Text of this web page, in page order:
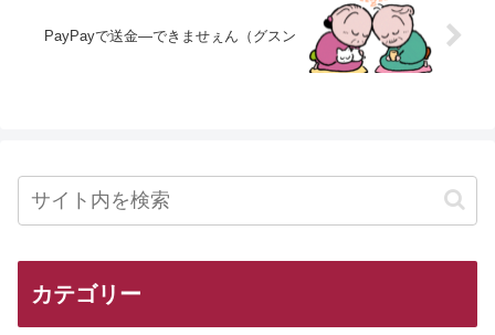
PayPayで送金—できませぇん（グスン
カテゴリー